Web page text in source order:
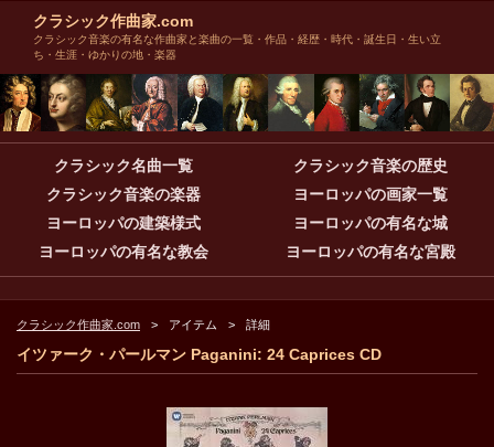
クラシック作曲家.com
クラシック音楽の有名な作曲家と楽曲の一覧・作品・経歴・時代・誕生日・生い立
ち・生涯・ゆかりの地・楽器
クラシック名曲一覧
クラシック音楽の歴史
クラシック音楽の楽器
ヨーロッパの画家一覧
ヨーロッパの建築様式
ヨーロッパの有名な城
ヨーロッパの有名な教会
ヨーロッパの有名な宮殿
クラシック作曲家.com アイテム 詳細
イツァーク・パールマン Paganini: 24 Caprices CD